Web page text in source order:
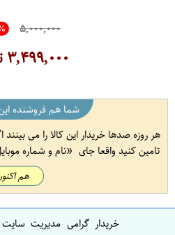
۵,۰۰۰,۰۰۰
۳,۴۹۹,۰۰۰
شما هم فروشنده
هر روزه صدها خریدار این کالا را می بینند
تامین کنید واقعا جای
نام و شماره
هم
خریدار گرامی مدیریت سایت